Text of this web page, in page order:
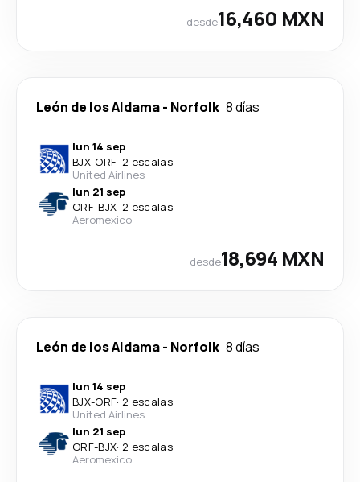
desde16,460 MXN
León de los Aldama- Norfolk 8 días
lun 14 sep
BJX-ORF· 2 escalas
United Airlines
lun 21 sep
ORF-BJX· 2 escalas
Aeromexico
desde18,694 MXN
León de los Aldama- Norfolk 8 días
lun 14 sep
BJX-ORF· 2 escalas
United Airlines
lun 21 sep
ORF-BJX· 2 escalas
Aeromexico